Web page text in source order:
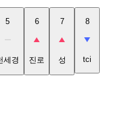
5
세경
6
진로
7
성
8
tci